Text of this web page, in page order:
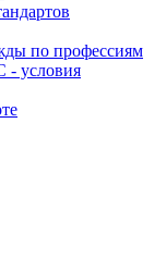
по профессиям
- условия